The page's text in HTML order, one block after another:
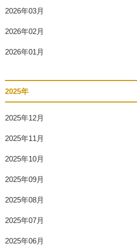
2026年03月
2026年02月
2026年01月
2025年
2025年12月
2025年11月
2025年10月
2025年09月
2025年08月
2025年07月
2025年06月